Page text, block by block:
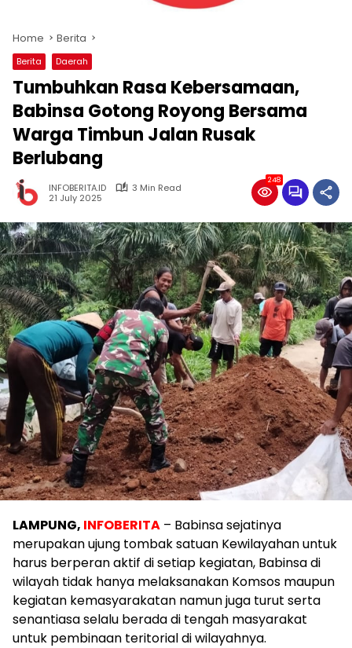
Home Berita
Berita Daerah
Tumbuhkan Rasa Kebersamaan,
Babinsa Gotong Royong Bersama
Warga Timbun Jalan Rusak
Berlubang
INFOBERITA.ID
3 Min Read
21 July 2025
248
LAMPUNG, INFOBERITA – Babinsa sejatinya
merupakan ujung tombak satuan Kewilayahan untuk
harus berperan aktif di setiap kegiatan, Babinsa di
wilayah tidak hanya melaksanakan Komsos maupun
kegiatan kemasyarakatan namun juga turut serta
senantiasa selalu berada di tengah masyarakat
untuk pembinaan teritorial di wilayahnya.